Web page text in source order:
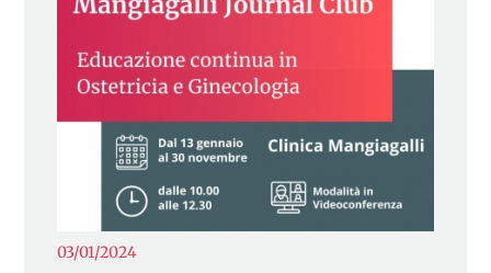
03/01/2024